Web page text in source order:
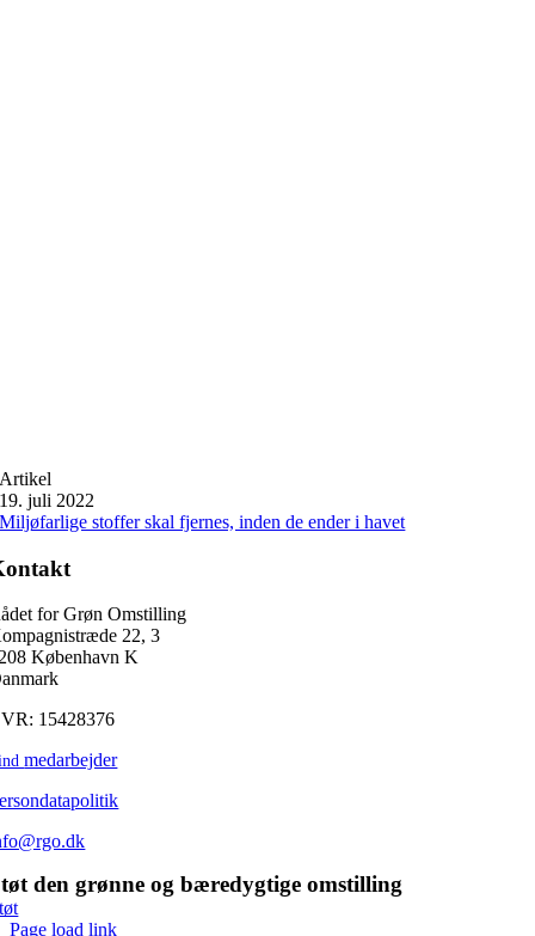
Artikel
19. juli 2022
Miljøfarlige stoffer skal fjernes, inden de ender i havet
for Grøn Omstilling
22, 3
København K
15428376
medarbejder
den grønne og bæredygtige omstilling
Page load link